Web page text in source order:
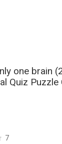
one brain
Quiz Puzzle
7